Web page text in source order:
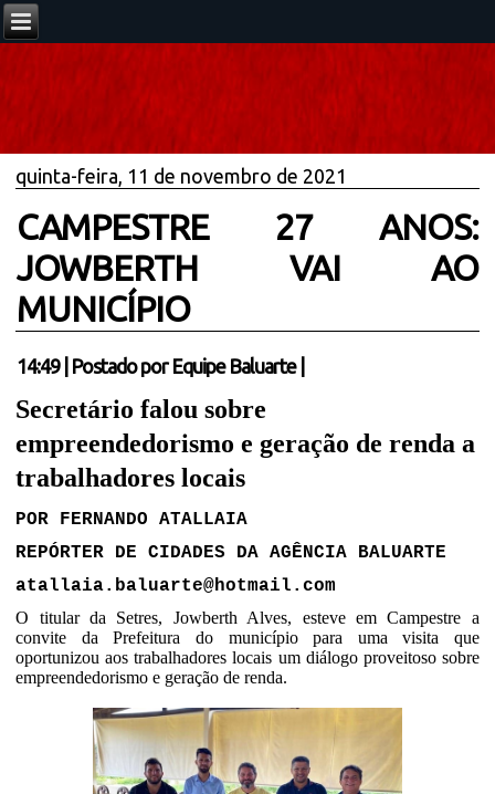
quinta-feira, 11 de novembro de 2021
CAMPESTRE 27 ANOS:
JOWBERTH VAI AO
MUNICÍPIO
14:49| Postado por Equipe Baluarte
Secretário falou sobre
empreendedorismo e geração de renda a
trabalhadores locais
POR FERNANDO ATALLAIA
REPÓRTER DE CIDADES DA AGÊNCIA BALUARTE
atallaia.baluarte@hotmail.com
O titular da Setres, Jowberth Alves, esteve em Campestre a
convite da Prefeitura do município para uma visita que
oportunizou aos trabalhadores locais um diálogo proveitoso sobre
empreendedorismo e geração de renda.